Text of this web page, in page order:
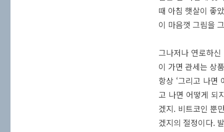
때 아침 햇살이 좋
이 마음껏 그림을
그나저나 연로하
이 가면 관세는 상
항상 ‘그리고 나면
고 나면 어떻게 되
겠지. 비트코인 뿐
겠지의 절정이다.